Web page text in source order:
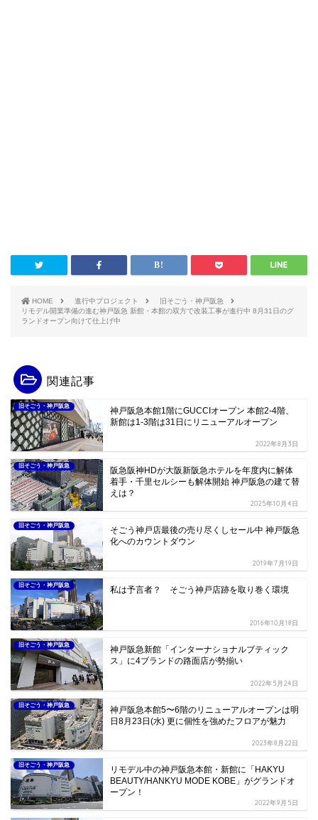
HOME 進行中プロジェクト
旧そごう・神戸阪急
リモデル開業準備の進む神戸阪急 新館・本館の双方で改装工事が進行中 8月31日のグ
ランドオープン向けて仕上げ中
関連記事
旧そごう・神戸阪急
神戸阪急本館1階にGUCCIオープン 本館2-4階、
新館は1-3階は31日にリニューアルオープン
2022年8月3日
旧そごう・神戸阪急
阪急阪神HDが大阪新阪急ホテルを年度内に解体
着手・千里セルシーも解体開始 神戸阪急の建て替
えは？
2025年10月4日
旧そごう・神戸阪急
そごう神戸店最後の売り尽くしセール中 神戸阪急
化へのカウントダウン
2019年7月19日
旧そごう・神戸阪急 私は予言者？ そごう神戸店跡を取り巻く環境
2016年10月18日
旧そごう・神戸阪急
神戸阪急新館「インターナショナルブティック
ス」に4ブランドの路面店が勢揃い
2022年5月24日
旧そごう・神戸阪急
神戸阪急本館5〜6階のリニューアルオープンは明
日8月23日(水) 更に個性を強めたフロアが魅力
2023年8月22日
旧そごう・神戸阪急
リモデル中の神戸阪急本館・新館に「HAKYU
BEAUTY/HANKYU MODE KOBE」がグランドオ
ープン！
2022年9月5日